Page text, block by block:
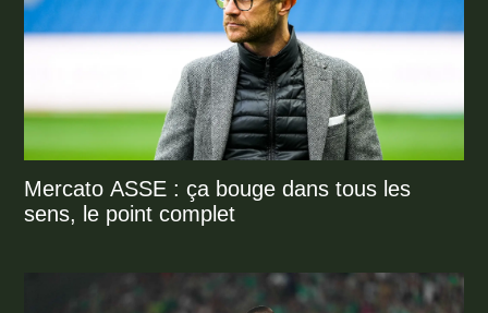
Mercato ASSE : ça bouge dans tous les
sens, le point complet